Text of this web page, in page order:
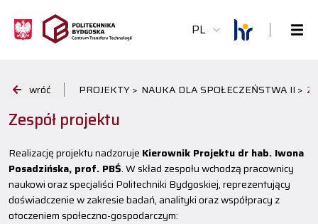
PL
wróć PROJEKTY > NAUKA DLA SPOŁECZEŃSTWA II >
Zespół projektu
Realizację projektu nadzoruje Kierownik Projektu dr hab. Iwona
Posadzińska, prof. PBŚ. W skład zespołu wchodzą pracownicy
naukowi oraz specjaliści Politechniki Bydgoskiej, reprezentujący
doświadczenie w zakresie badań, analityki oraz współpracy z
otoczeniem społeczno-gospodarczym: